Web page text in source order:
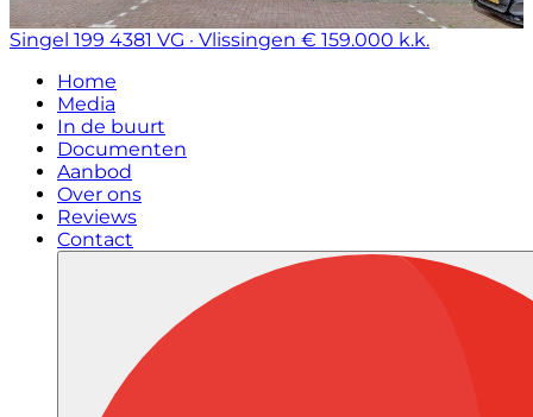
Singel 199 4381 VG · Vlissingen € 159.000 k.k.
Home
Media
In de buurt
Documenten
Aanbod
Over ons
Reviews
Contact